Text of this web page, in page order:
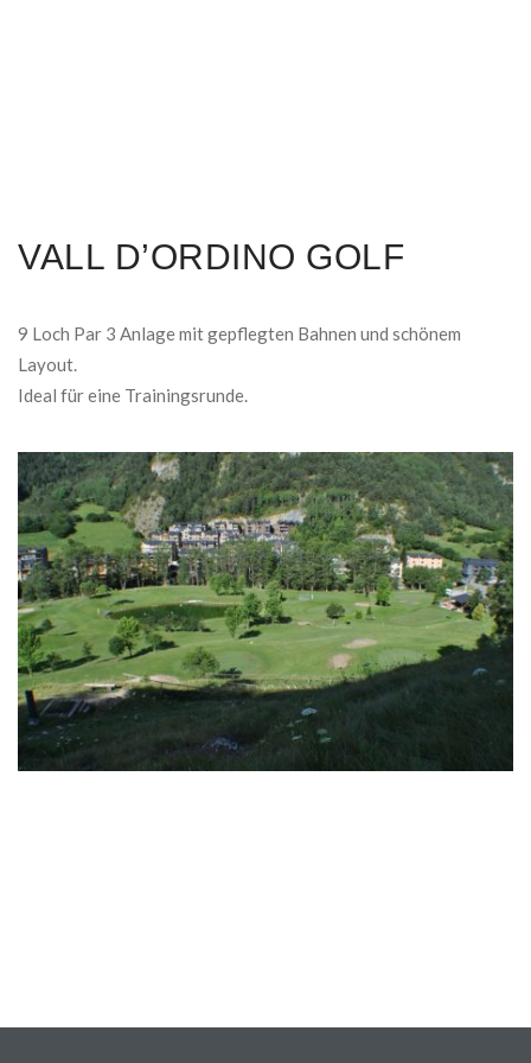
VALL D’ORDINO GOLF
9 Loch Par 3 Anlage mit gepflegten Bahnen und schönem
Layout.
Ideal für eine Trainingsrunde.